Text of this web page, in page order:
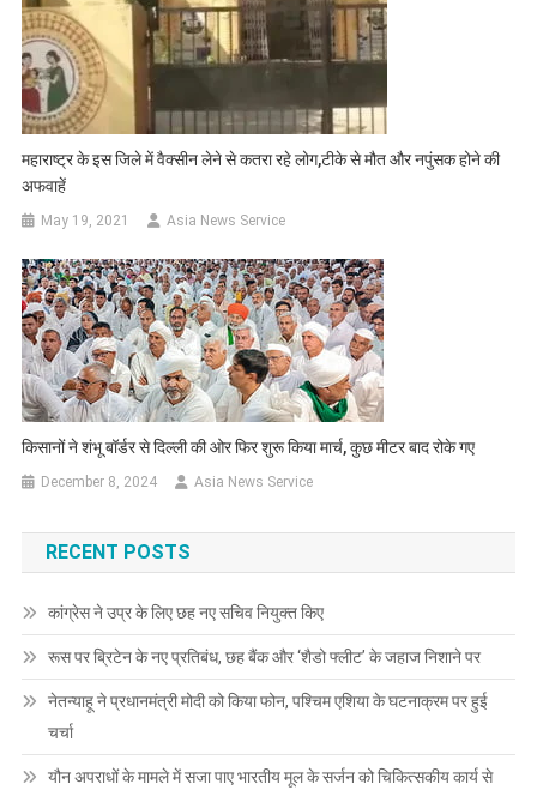
महाराष्ट्र के इस जिले में वैक्सीन लेने से कतरा रहे लोग,टीके से मौत और नपुंसक होने की
अफवाहें
May 19, 2021 Asia News Service
किसानों ने शंभू बॉर्डर से दिल्ली की ओर फिर शुरू किया मार्च, कुछ मीटर बाद रोके गए
December 8, 2024 Asia News Service
RECENT POSTS
कांग्रेस ने उप्र के लिए छह नए सचिव नियुक्त किए
रूस पर ब्रिटेन के नए प्रतिबंध, छह बैंक और ‘शैडो फ्लीट’ के जहाज निशाने पर
नेतन्याहू ने प्रधानमंत्री मोदी को किया फोन, पश्चिम एशिया के घटनाक्रम पर हुई
चर्चा
यौन अपराधों के मामले में सजा पाए भारतीय मूल के सर्जन को चिकित्सकीय कार्य से